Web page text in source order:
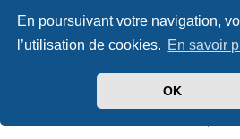
En poursuivant votre navigation,
l’utilisation de cookies. En savoir
OK
compromission des données.
phpBB ® Forum
phpBB-